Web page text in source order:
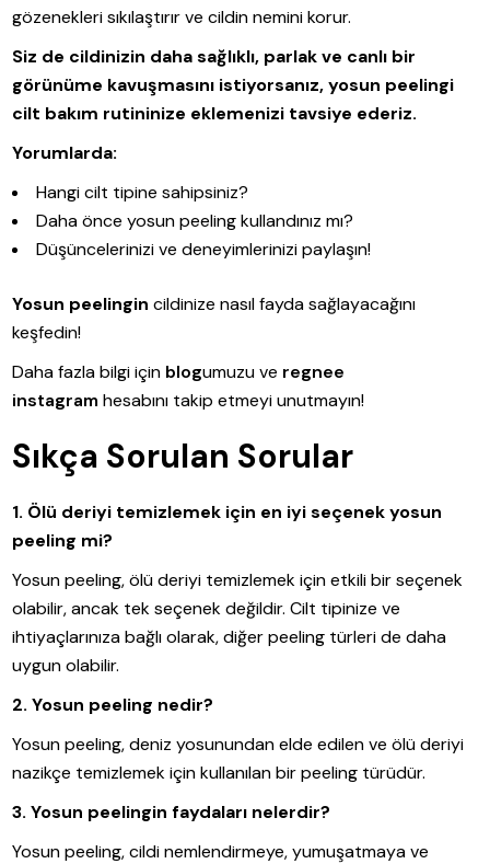
gözenekleri sıkılaştırır ve cildin nemini korur.
Siz de cildinizin daha sağlıklı, parlak ve canlı bir
görünüme kavuşmasını istiyorsanız, yosun peelingi
cilt bakım rutininize eklemenizi tavsiye ederiz.
Yorumlarda:
Hangi cilt tipine sahipsiniz?
Daha önce yosun peeling kullandınız mı?
Düşüncelerinizi ve deneyimlerinizi paylaşın!
Yosun peelingin cildinize nasıl fayda sağlayacağını
keşfedin!
Daha fazla bilgi için blogumuzu ve regnee
instagram hesabını takip etmeyi unutmayın!
Sıkça Sorulan Sorular
1. Ölü deriyi temizlemek için en iyi seçenek yosun
peeling mi?
Yosun peeling, ölü deriyi temizlemek için etkili bir seçenek
olabilir, ancak tek seçenek değildir. Cilt tipinize ve
ihtiyaçlarınıza bağlı olarak, diğer peeling türleri de daha
uygun olabilir.
2. Yosun peeling nedir?
Yosun peeling, deniz yosunundan elde edilen ve ölü deriyi
nazikçe temizlemek için kullanılan bir peeling türüdür.
3. Yosun peelingin faydaları nelerdir?
Yosun peeling, cildi nemlendirmeye, yumuşatmaya ve